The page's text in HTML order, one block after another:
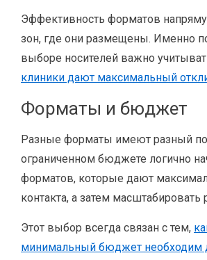
Эффективность форматов
зон, где они размещены. Именно
выборе носителей важно
клиники дают максимальный
Форматы и бюджет
Разные форматы имеют разный
ограниченном бюджете логично
форматов, которые дают
контакта, а затем
Этот выбор всегда связан с тем,
минимальный бюджет необходим